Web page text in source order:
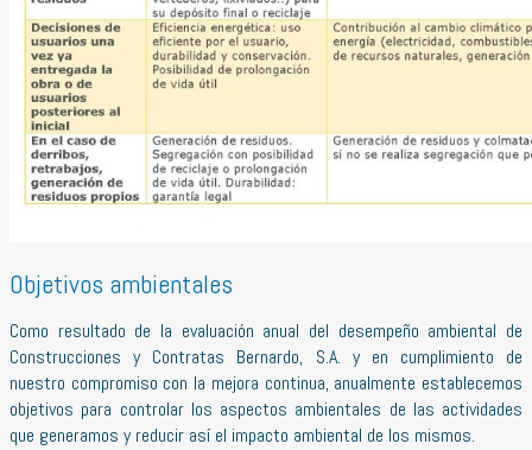
Objetivos ambientales
Como resultado de la evaluación anual del desempeño ambiental de
Construcciones y Contratas Bernardo, S.A. y en cumplimiento de
nuestro compromiso con la mejora continua, anualmente establecemos
objetivos para controlar los aspectos ambientales de las actividades
que generamos y reducir así el impacto ambiental de los mismos.